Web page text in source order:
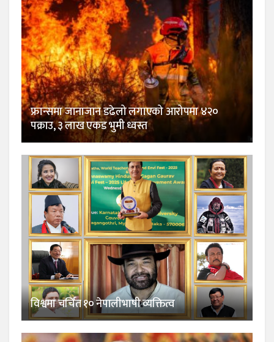
फ्रान्समा जानाजान डढेलो लगाएको आरोपमा ४२०
पक्राउ, ३ लाख एकड भुमी ध्वस्त
विश्वमा चर्चित १० नेपालीभाषी व्यक्तित्व